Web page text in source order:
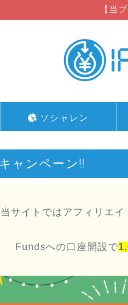
【当
ソシャレン
ャンペーン!!
サイトではアフィリエイ
Fundsへの口座開設で